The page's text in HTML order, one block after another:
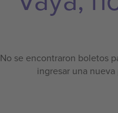
No se encontraron boletos
ingresar una